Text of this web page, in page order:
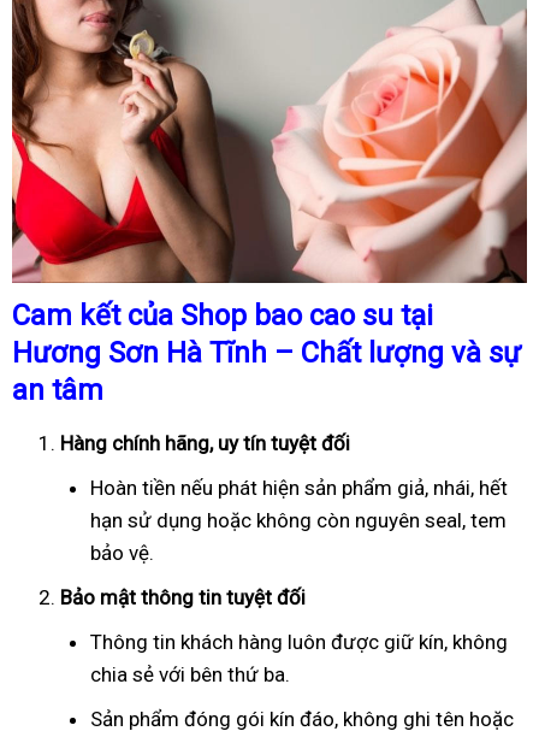
Cam kết của Shop bao cao su tại
Hương Sơn Hà Tĩnh – Chất lượng và sự
an tâm
Hàng chính hãng, uy tín tuyệt đối
Hoàn tiền nếu phát hiện sản phẩm giả, nhái, hết
hạn sử dụng hoặc không còn nguyên seal, tem
bảo vệ.
Bảo mật thông tin tuyệt đối
Thông tin khách hàng luôn được giữ kín, không
chia sẻ với bên thứ ba.
Sản phẩm đóng gói kín đáo, không ghi tên hoặc